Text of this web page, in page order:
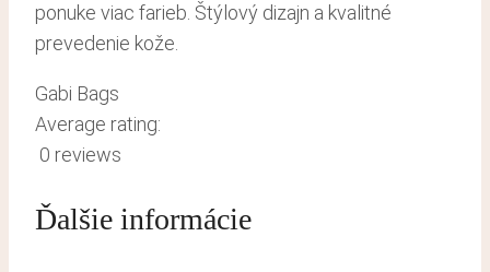
ponuke viac farieb. Štýlový dizajn a kvalitné
prevedenie kože.
Gabi Bags
Average rating:
0 reviews
Ďalšie informácie